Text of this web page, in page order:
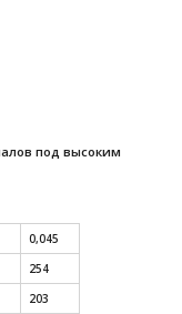
под высоким
0,045
254
203